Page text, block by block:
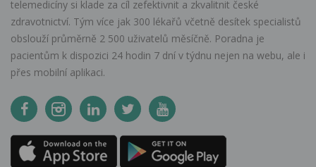
telemedicíny si klade za cíl zefektivnit a zkvalitnit české
zdravotnictví. Tým více jak 300 lékařů včetně desítek specialistů
obslouží průměrně 2 500 uživatelů měsíčně. Poradna je
pacientům k dispozici 24 hodin 7 dní v týdnu nejen na webu, ale i
přes mobilní aplikaci.